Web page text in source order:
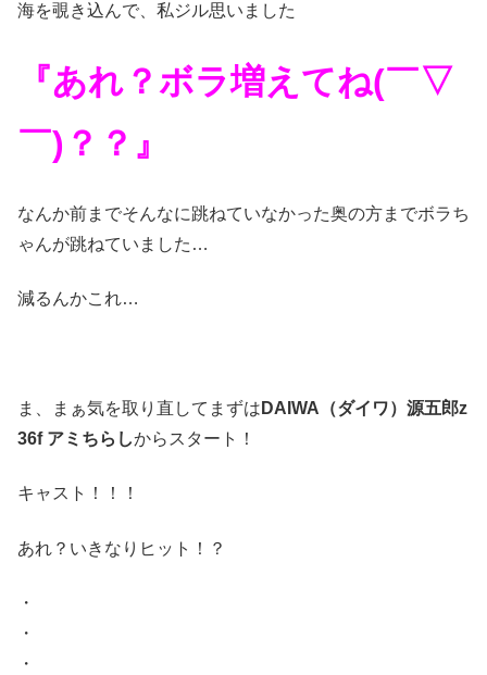
海を覗き込んで、私ジル思いました
『あれ？ボラ増えてね(￣▽
￣)？？』
なんか前までそんなに跳ねていなかった奥の方までボラち
ゃんが跳ねていました…
減るんかこれ…
ま、まぁ気を取り直してまずは DAIWA（ダイワ）源五郎z
36f アミちらしからスタート！
キャスト！！！
あれ？いきなりヒット！？
・
・
・